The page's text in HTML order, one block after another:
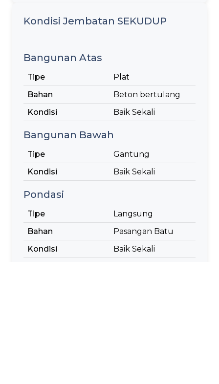
Kondisi Jembatan SEKUDUP
Bangunan Atas
Tipe
Plat
Bahan
Beton bertulang
Kondisi
Baik Sekali
Bangunan Bawah
Tipe
Gantung
Kondisi
Baik Sekali
Pondasi
Tipe
Langsung
Bahan
Pasangan Batu
Kondisi
Baik Sekali